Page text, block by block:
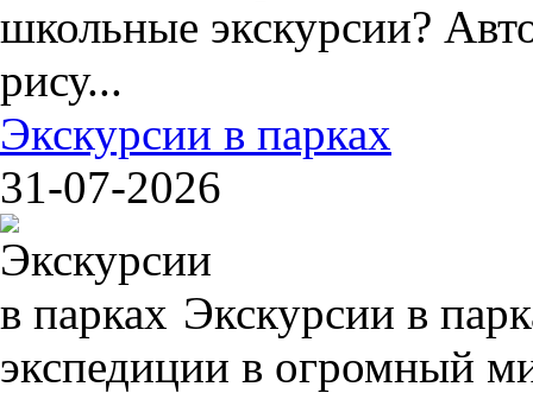
школьные экскурсии?
рису...
Экскурсии в парках
31-07-2026
Экскурсии в
экспедиции в огромный